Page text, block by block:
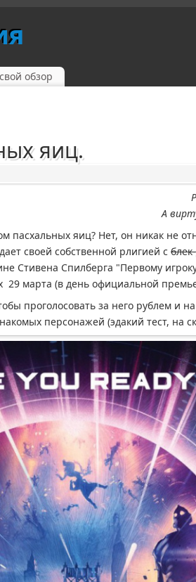
обзор
яиц.
А
пасхальных яиц? Нет, он никак не
своей собственной рлигией с
Стивена Спилберга "Первому
29 марта (в день официальной
проголосовать за него рублем и
персонажей (эдакий тест, на